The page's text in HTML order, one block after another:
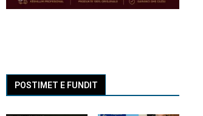
POSTIMET E FUNDIT